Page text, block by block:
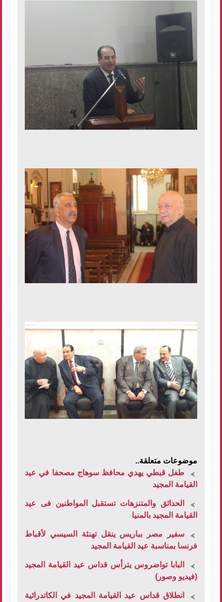
موضوعات متعلقة..
طفل قبطي يهدي محافظ سوهاج مصحفا في عيد
القيامة المجيد
الحدائق والمتنزهات تستقبل المواطنين فى عيد
القيامة المجيد بالمنيا
سفير مصر بباريس ينقل تهنئة السيسي لأقباط
فرنسا بمناسبة عيد القيامة المجيد
البابا تواضروس يترأس قداس عيد القيامة المجيد
(فيديو وصور)
انطلاق قداس عيد القيامة المجيد في الكاتدرائية